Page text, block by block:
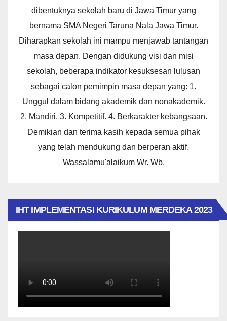
dibentuknya sekolah baru di Jawa Timur yang
bernama SMA Negeri Taruna Nala Jawa Timur.
Diharapkan sekolah ini mampu menjawab tantangan
masa depan. Dengan didukung visi dan misi
sekolah, beberapa indikator kesuksesan lulusan
sebagai calon pemimpin masa depan yang: 1.
Unggul dalam bidang akademik dan nonakademik.
2. Mandiri. 3. Kompetitif. 4. Berkarakter kebangsaan.
Demikian dan terima kasih kepada semua pihak
yang telah mendukung dan berperan aktif.
Wassalamu'alaikum Wr. Wb.
IHT IMPLEMENTASI KURIKULUM MERDEKA 2023